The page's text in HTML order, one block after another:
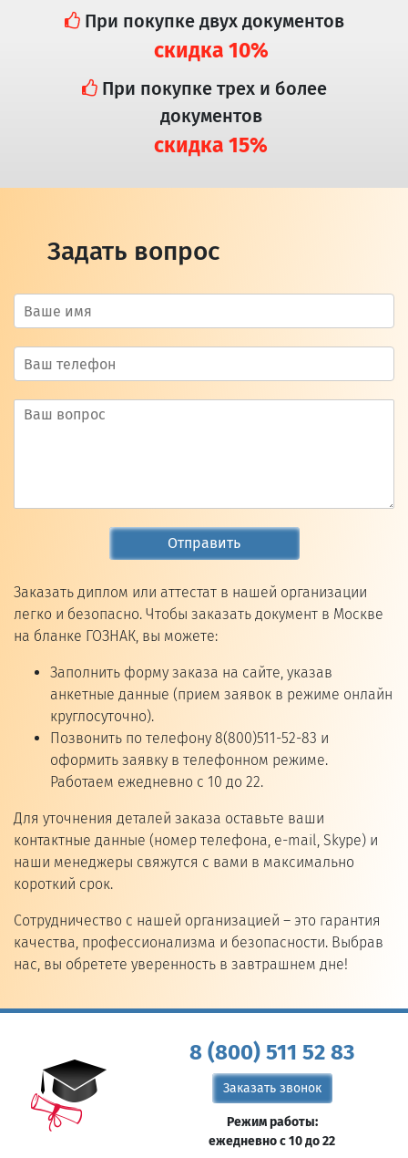
При покупке двух документов
скидка 10%
При покупке трех и более
документов
скидка 15%
Задать вопрос
Отправить
Заказать диплом или аттестат в нашей организации
легко и безопасно. Чтобы заказать документ в Москве
на бланке ГОЗНАК, вы можете:
Заполнить форму заказа на сайте, указав
анкетные данные (прием заявок в режиме онлайн
круглосуточно).
Позвонить по телефону 8(800)511-52-83 и
оформить заявку в телефонном режиме.
Работаем ежедневно с 10 до 22.
Для уточнения деталей заказа оставьте ваши
контактные данные (номер телефона, e-mail, Skype) и
наши менеджеры свяжутся с вами в максимально
короткий срок.
Сотрудничество с нашей организацией – это гарантия
качества, профессионализма и безопасности. Выбрав
нас, вы обретете уверенность в завтрашнем дне!
8 (800) 511 52 83
Заказать звонок
Режим работы:
ежедневно с 10 до 22